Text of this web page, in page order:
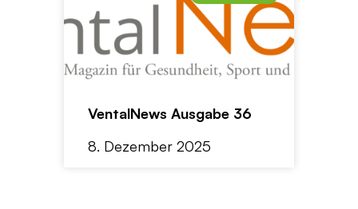
VentalNews Ausgabe 36
8. Dezember 2025